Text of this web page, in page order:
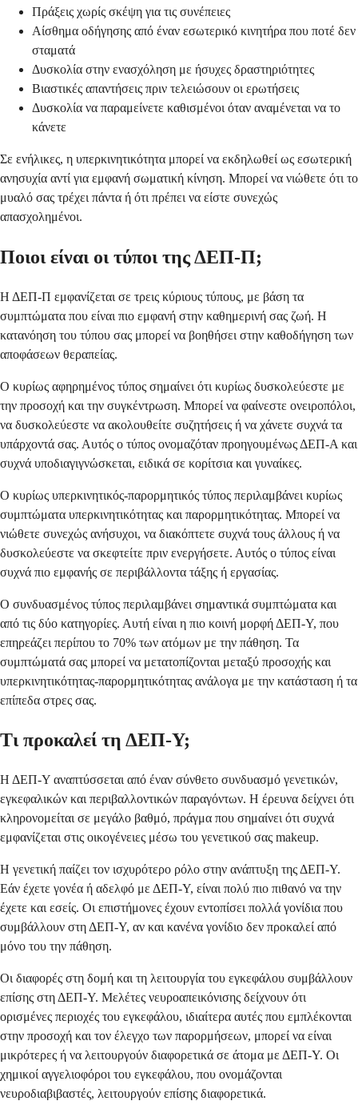
Πράξεις χωρίς σκέψη για τις συνέπειες
Αίσθημα οδήγησης από έναν εσωτερικό κινητήρα που ποτέ δεν
σταματά
Δυσκολία στην ενασχόληση με ήσυχες δραστηριότητες
Βιαστικές απαντήσεις πριν τελειώσουν οι ερωτήσεις
Δυσκολία να παραμείνετε καθισμένοι όταν αναμένεται να το
κάνετε
Σε ενήλικες, η υπερκινητικότητα μπορεί να εκδηλωθεί ως εσωτερική
ανησυχία αντί για εμφανή σωματική κίνηση. Μπορεί να νιώθετε ότι το
μυαλό σας τρέχει πάντα ή ότι πρέπει να είστε συνεχώς
απασχολημένοι.
Ποιοι είναι οι τύποι της ΔΕΠ-Π;
Η ΔΕΠ-Π εμφανίζεται σε τρεις κύριους τύπους, με βάση τα
συμπτώματα που είναι πιο εμφανή στην καθημερινή σας ζωή. Η
κατανόηση του τύπου σας μπορεί να βοηθήσει στην καθοδήγηση των
αποφάσεων θεραπείας.
Ο κυρίως αφηρημένος τύπος σημαίνει ότι κυρίως δυσκολεύεστε με
την προσοχή και την συγκέντρωση. Μπορεί να φαίνεστε ονειροπόλοι,
να δυσκολεύεστε να ακολουθείτε συζητήσεις ή να χάνετε συχνά τα
υπάρχοντά σας. Αυτός ο τύπος ονομαζόταν προηγουμένως ΔΕΠ-Α και
συχνά υποδιαγιγνώσκεται, ειδικά σε κορίτσια και γυναίκες.
Ο κυρίως υπερκινητικός-παρορμητικός τύπος περιλαμβάνει κυρίως
συμπτώματα υπερκινητικότητας και παρορμητικότητας. Μπορεί να
νιώθετε συνεχώς ανήσυχοι, να διακόπτετε συχνά τους άλλους ή να
δυσκολεύεστε να σκεφτείτε πριν ενεργήσετε. Αυτός ο τύπος είναι
συχνά πιο εμφανής σε περιβάλλοντα τάξης ή εργασίας.
Ο συνδυασμένος τύπος περιλαμβάνει σημαντικά συμπτώματα και
από τις δύο κατηγορίες. Αυτή είναι η πιο κοινή μορφή ΔΕΠ-Υ, που
επηρεάζει περίπου το 70% των ατόμων με την πάθηση. Τα
συμπτώματά σας μπορεί να μετατοπίζονται μεταξύ προσοχής και
υπερκινητικότητας-παρορμητικότητας ανάλογα με την κατάσταση ή τα
επίπεδα στρες σας.
Τι προκαλεί τη ΔΕΠ-Υ;
Η ΔΕΠ-Υ αναπτύσσεται από έναν σύνθετο συνδυασμό γενετικών,
εγκεφαλικών και περιβαλλοντικών παραγόντων. Η έρευνα δείχνει ότι
κληρονομείται σε μεγάλο βαθμό, πράγμα που σημαίνει ότι συχνά
εμφανίζεται στις οικογένειες μέσω του γενετικού σας makeup.
Η γενετική παίζει τον ισχυρότερο ρόλο στην ανάπτυξη της ΔΕΠ-Υ.
Εάν έχετε γονέα ή αδελφό με ΔΕΠ-Υ, είναι πολύ πιο πιθανό να την
έχετε και εσείς. Οι επιστήμονες έχουν εντοπίσει πολλά γονίδια που
συμβάλλουν στη ΔΕΠ-Υ, αν και κανένα γονίδιο δεν προκαλεί από
μόνο του την πάθηση.
Οι διαφορές στη δομή και τη λειτουργία του εγκεφάλου συμβάλλουν
επίσης στη ΔΕΠ-Υ. Μελέτες νευροαπεικόνισης δείχνουν ότι
ορισμένες περιοχές του εγκεφάλου, ιδιαίτερα αυτές που εμπλέκονται
στην προσοχή και τον έλεγχο των παρορμήσεων, μπορεί να είναι
μικρότερες ή να λειτουργούν διαφορετικά σε άτομα με ΔΕΠ-Υ. Οι
χημικοί αγγελιοφόροι του εγκεφάλου, που ονομάζονται
νευροδιαβιβαστές, λειτουργούν επίσης διαφορετικά.